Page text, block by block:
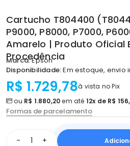
Cartucho T804400
P9000, P8000, P7000,
Amarelo | Produto Oficial
Procedência
Marca:Epson
Disponibilidade:Em estoque, envio
R$ 1.729,78à vista no Pix
ou R$ 1.880,20em até 12x de R$
Formas de parcelamento
- +